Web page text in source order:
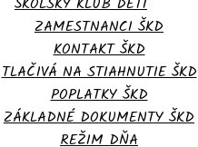
ZAMESTNANCI ŠKD
KONTAKT ŠKD
TLAČIVÁ NA STIAHNUTIE ŠKD
POPLATKY ŠKD
ZÁKLADNÉ DOKUMENTY ŠKD
REŽIM DŇA